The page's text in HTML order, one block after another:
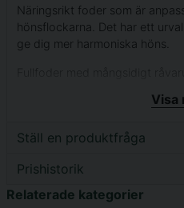
Näringsrikt foder som är
hönsflockarna. Det har ett
ge dig mer harmoniska höns.
hönan en fin fjäderdräkt och
Visa
Ställ en produktfråga
question
Prishistorik
Relaterade kategorier